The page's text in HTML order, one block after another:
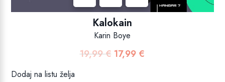
Kalokain
Karin Boye
19,99€ Izvorna
17,99 €Trenutna
Dodaj na listu želja